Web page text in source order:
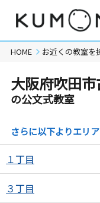
HOME お近くの教室を
大阪府吹田
の公文式教室
さらに以下よりエリ
１丁目
３丁目